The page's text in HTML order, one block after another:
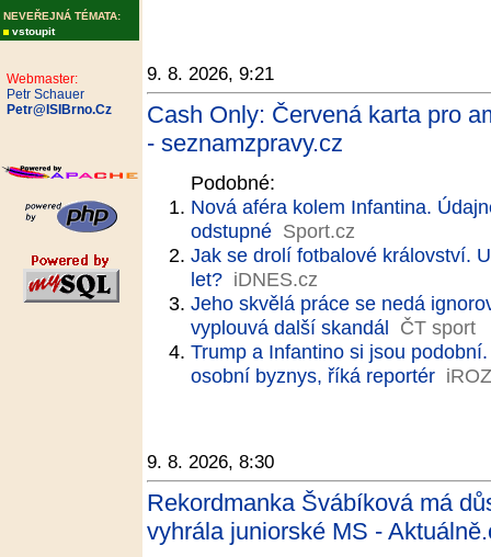
NEVEŘEJNÁ TÉMATA:
vstoupit
Webmaster:
Petr Schauer
Petr@ISIBrno.Cz
9. 8. 2026, 9:21
Cash Only: Červená karta pro
- seznamzpravy.cz
Podobné:
Nová aféra kolem Infantina.
odstupné Sport.cz
Jak se drolí fotbalové království.
let? iDNES.cz
Jeho skvělá práce se nedá
vyplouvá další skandál ČT sport
Trump a Infantino si jsou
osobní byznys, říká reportér
9. 8. 2026, 8:30
Rekordmanka Švábíková má
vyhrála juniorské MS -